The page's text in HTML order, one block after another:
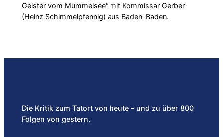
Geister vom Mummelsee“ mit Kommissar Gerber
(Heinz Schimmelpfennig) aus Baden-Baden.
Die Kritik zum Tatort von heute – und zu über 800
Folgen von gestern.